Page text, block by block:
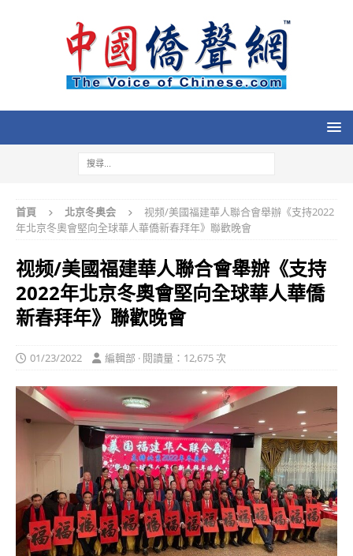
首頁 北京冬奥会
视频/美國福建華人聯合會舉辦《支持2022
年北京冬奧會堅向全球華人華僑新春拜年》聯歡晚會
视频/美國福建華人聯合會舉辦《支持
2022年北京冬奧會堅向全球華人華僑
新春拜年》聯歡晚會
01/23/2022 編輯部 · 閱讀量：12,675 次